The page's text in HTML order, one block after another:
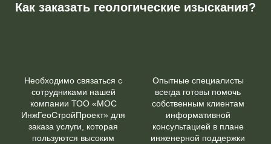
Как заказать геологические изыскания?
Необходимо связаться с
сотрудниками нашей
компании ТОО «МОС
ИнжГеоСтройПроект» для
заказа услуги, которая
пользуются высоким
Опытные специалисты
всегда готовы помочь
собственным клиентам
информативной
консультацией в плане
инженерной поддержки